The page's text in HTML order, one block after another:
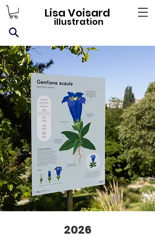
Lisa Voisard
illustration
2026